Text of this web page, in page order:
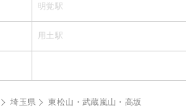
明覚駅
用土駅
埼玉県 東松山・武蔵嵐山・高坂